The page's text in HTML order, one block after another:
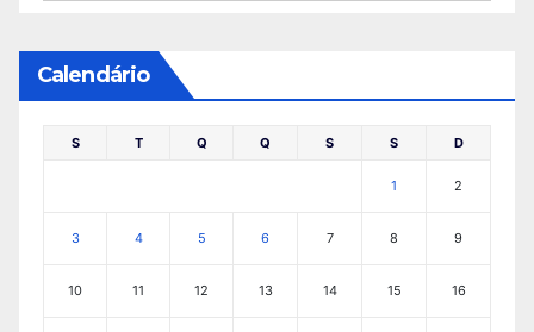
Calendário
S T Q Q S S D
1 2
3 4 5 6 7 8 9
10 11 12 13 14 15 16